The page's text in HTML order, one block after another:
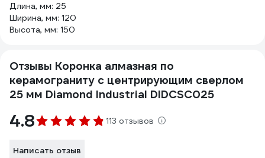
Длина, мм: 25
Ширина, мм: 120
Высота, мм: 150
Отзывы Коронка алмазная по
керамограниту с центрирующим сверлом
25 мм Diamond Industrial DIDCSC025
4.8 113 отзывов
Написать отзыв